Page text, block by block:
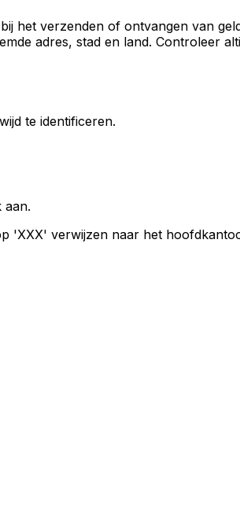
het verzenden of ontvangen van
adres, stad en land. Controleer
te identificeren.
aan.
'XXX' verwijzen naar het